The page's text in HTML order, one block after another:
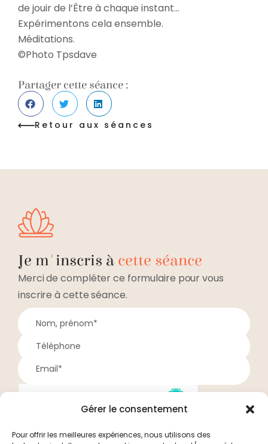
Gérer le consentement
Pour offrir les meilleures expériences, nous utilisons des
de jouir de l’Être à chaque instant…
Expérimentons cela ensemble.
Méditations.
©Photo Tpsdave
Partager cette séance :
Retour aux séances
Je m'inscris à cette séance
Merci de compléter ce formulaire pour vous
inscrire à cette séance.